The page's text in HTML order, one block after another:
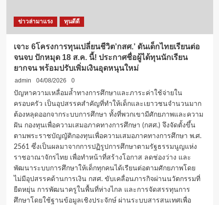
ป.ตรี
ไม่
ต้อง
ชดใช้
ทุน
เด็ก
ไทย
ได้
เรียน
ต่อ
จนจบ!
ข่าวล่ามาแรง ทุนดีดี
เจาะ 6โครงการทุนเปลี่ยนชีวิต’กสศ.’ ดันเด็กไทยเรียนต่อ
จนจบ ปักหมุด 18 ส.ค. นี้! ประกาศชื่อผู้ได้ทุนนักเรียน
ยากจน พร้อมปรับเพิ่มเงินอุดหนุนใหม่
admin 04/08/2026
0
ปัญหาความเหลื่อมล้ำทางการศึกษาและภาระค่าใช้จ่ายใน
ครอบครัว เป็นอุปสรรคสำคัญที่ทำให้เด็กและเยาวชนจำนวนมาก
ต้องหลุดออกจากระบบการศึกษา ทั้งที่พวกเขามีศักยภาพและความ
ฝัน กองทุนเพื่อความเสมอภาคทางการศึกษา (กสศ.) จึงจัดตั้งขึ้น
ตามพระราชบัญญัติกองทุนเพื่อความเสมอภาคทางการศึกษา พ.ศ.
2561 ซึ่งเป็นผลมาจากการปฏิรูปการศึกษาตามรัฐธรรมนูญแห่ง
ราชอาณาจักรไทย เพื่อทำหน้าที่สร้างโอกาส ลดช่องว่าง และ
พัฒนาระบบการศึกษาให้เด็กทุกคนได้เรียนต่อตามศักยภาพโดย
ไม่มีอุปสรรคด้านการเงิน กสศ. ขับเคลื่อนภารกิจผ่านนวัตกรรมที่
ยืดหยุ่น การพัฒนาครูในพื้นที่ห่างไกล และการจัดสรรทุนการ
ศึกษาโดยใช้ฐานข้อมูลเชิงประจักษ์ ผ่านระบบสารสนเทศเพื่อ